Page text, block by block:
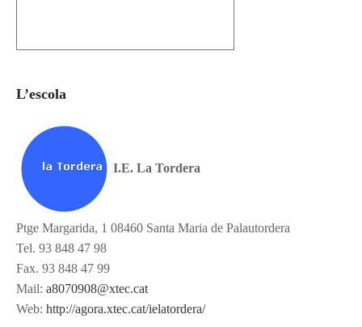
L’escola
I.E. La Tordera
Ptge Margarida, 1 08460 Santa Maria de Palautordera
Tel. 93 848 47 98
Fax. 93 848 47 99
Mail: a8070908@xtec.cat
Web: http://agora.xtec.cat/ielatordera/